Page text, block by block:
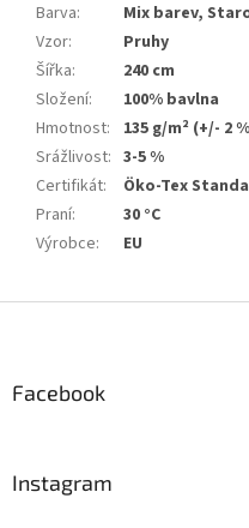
Barva:
Mix barev,
Vzor:
Pruhy
Šířka:
240 cm
Složení:
100% bavlna
Hmotnost:
135 g/m² (+/- 2
Srážlivost: 3-5 %
Certifikát:
Öko-Tex
Praní:
30 °C
Výrobce: EU
Facebook
Instagram